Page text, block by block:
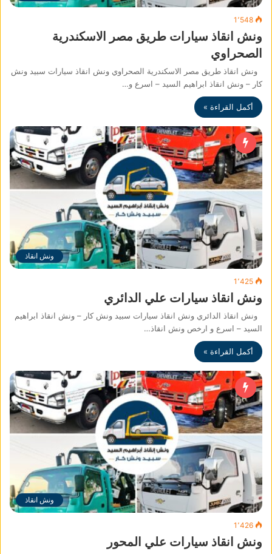
1٬548
ونش انقاذ سيارات طريق مصر الاسكندرية
الصحراوي
ونش انقاذ طريق مصر الاسكندرية الصحراوي ونش انقاذ سيارات سبيد ونش
كار – ونش انقاذ ابراهيم السيد – اسرع و…
أكمل القراءة »
ونش انقاذ
1٬425
ونش انقاذ سيارات علي الدائري
ونش انقاذ الدائري ونش انقاذ سيارات سبيد ونش كار – ونش انقاذ ابراهيم
السيد – اسرع و ارخص ونش انقاذ…
أكمل القراءة »
ونش انقاذ
1٬426
ونش انقاذ سيارات علي المحور